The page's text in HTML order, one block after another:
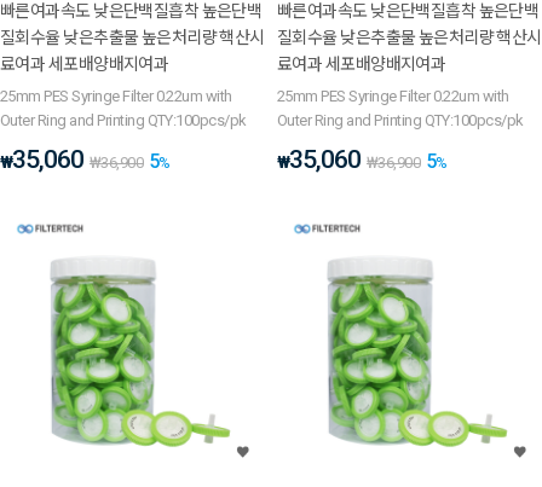
빠른여과속도 낮은단백질흡착 높은단백
질회수율 낮은추출물 높은처리량 핵산시
료여과 세포배양배지여과
25mm PES Syringe Filter 0.22um with
Outer Ring and Printing QTY:100pcs/pk
₩35,060 ₩36,900 5%
빠른여과속도 낮은단백질흡착 높은단백
질회수율 낮은추출물 높은처리량 핵산시
료여과 세포배양배지여과
25mm PES Syringe Filter 0.22um with
Outer Ring and Printing QTY:100pcs/pk
₩35,060 ₩36,900 5%